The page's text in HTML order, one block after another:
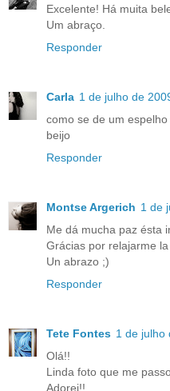
Excelente! Há muita
Um abraço.
Responder
Carla 1 de julho de
como se de um
beijo
Responder
Montse Argerich 1 de
Me dá mucha paz ésta
Grácias por relajarme la
Un abrazo ;)
Responder
Tete Fontes 1 de julho
Olá!!
Linda foto que me
Adorei!!